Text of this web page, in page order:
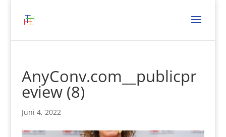
AnyConv.com__publicpr
eview (8)
Juni 4, 2022